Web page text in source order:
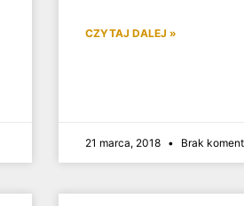
CZYTAJ DALEJ »
21 marca, 2018 Brak